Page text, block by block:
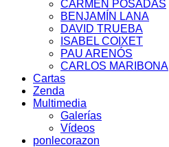
CARMEN POSADAS
BENJAMÍN LANA
DAVID TRUEBA
ISABEL COIXET
PAU ARENÓS
CARLOS MARIBONA
Cartas
Zenda
Multimedia
Galerías
Vídeos
ponlecorazon